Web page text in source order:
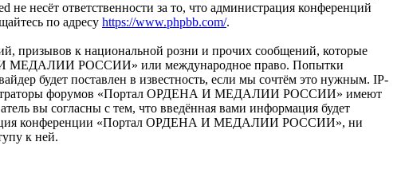
несёт ответственности за то, что администрация конференций
по адресу https://www.phpbb.com/.
призывов к национальной розни и прочих сообщений, которые
И МЕДАЛИИ РОССИИ» или международное право. Попытки
будет поставлен в известность, если мы сочтём это нужным. IP-
форумов «Портал ОРДЕНА И МЕДАЛИИ РОССИИ» имеют
вы согласны с тем, что введённая вами информация будет
конференции «Портал ОРДЕНА И МЕДАЛИИ РОССИИ», ни
к ней.